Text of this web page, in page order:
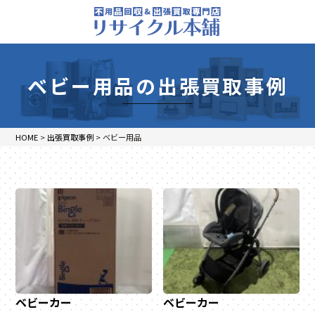
ベビー用品の出張買取事例
HOME > 出張買取事例 > ベビー用品
ベビーカー ベビーカー